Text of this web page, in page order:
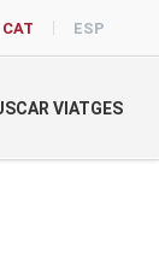
CAT ESP
VIATGES